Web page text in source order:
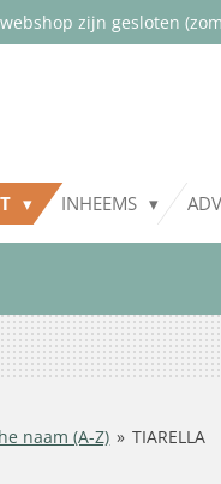
zijn gesloten
INHEEMS
naam (A-Z) » TIARELLA